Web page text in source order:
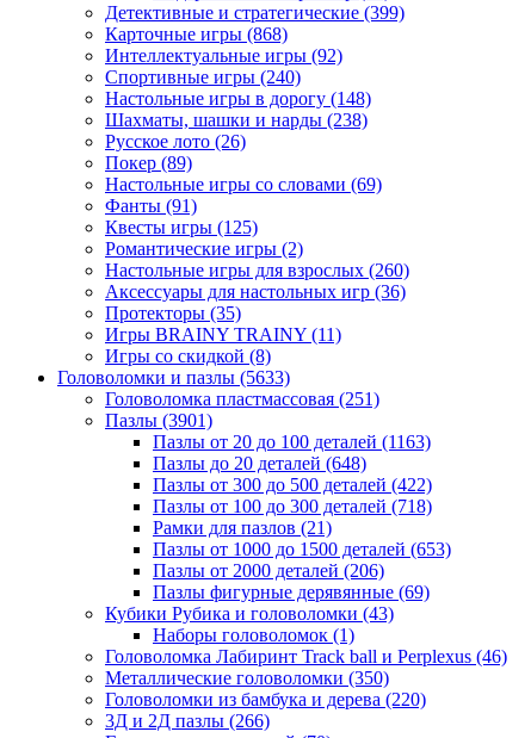
Детективные и стратегические (399)
Карточные игры (868)
Интеллектуальные игры (92)
Спортивные игры (240)
Настольные игры в дорогу (148)
Шахматы, шашки и нарды (238)
Русское лото (26)
Покер (89)
Настольные игры со словами (69)
Фанты (91)
Квесты игры (125)
Романтические игры (2)
Настольные игры для взрослых (260)
Аксессуары для настольных игр (36)
Протекторы (35)
Игры BRAINY TRAINY (11)
Игры со скидкой (8)
Головоломки и пазлы (5633)
Головоломка пластмассовая (251)
Пазлы (3901)
Пазлы от 20 до 100 деталей (1163)
Пазлы до 20 деталей (648)
Пазлы от 300 до 500 деталей (422)
Пазлы от 100 до 300 деталей (718)
Рамки для пазлов (21)
Пазлы от 1000 до 1500 деталей (653)
Пазлы от 2000 деталей (206)
Пазлы фигурные дерявянные (69)
Кубики Рубика и головоломки (43)
Наборы головоломок (1)
Головоломка Лабиринт Track ball и Perplexus (46)
Металлические головоломки (350)
Головоломки из бамбука и дерева (220)
3Д и 2Д пазлы (266)